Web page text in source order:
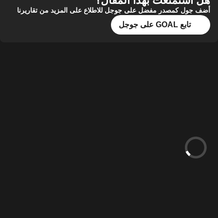
أضف جول كمصدر مفضل على جوجل للاطلاع على المزيد من تقاريرنا
تابع GOAL على جوجل